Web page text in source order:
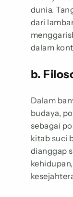
dunia.
dari
dalam
b.
Dalam
budaya,
sebagai
kitab suci
dianggap